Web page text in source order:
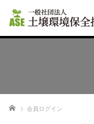
ホーム 会員ログイン